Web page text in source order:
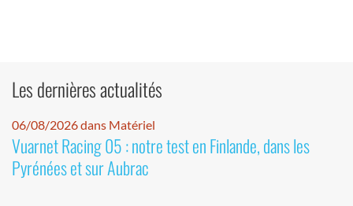
Les dernières actualités
06/08/2026 dans Matériel
Vuarnet Racing 05 : notre test en Finlande, dans les
Pyrénées et sur Aubrac